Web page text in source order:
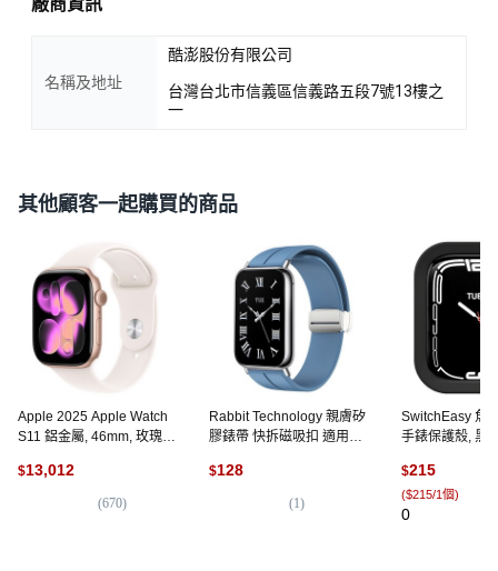
名稱及地址
酷澎股份有限公司
台灣台北市信義區信義路五段7號13樓之
一
其他顧客一起購買的商品
Apple 2025 Apple Watch
S11 鋁金屬, 46mm, 玫瑰金
帶, GPS
$13,012
(670)
Rabbit Technology 親膚矽
膠錶帶 快拆磁吸扣 適用小
米9pro/8pro/紅米4-連接器
$128
(1)
SwitchEasy 魚
手錶保護殼, 黑
$215
($215/1個)
0